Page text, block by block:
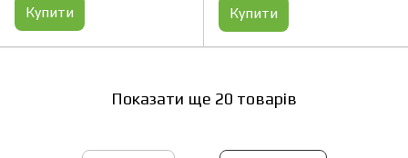
Купити Купити
Показати ще 20 товарів